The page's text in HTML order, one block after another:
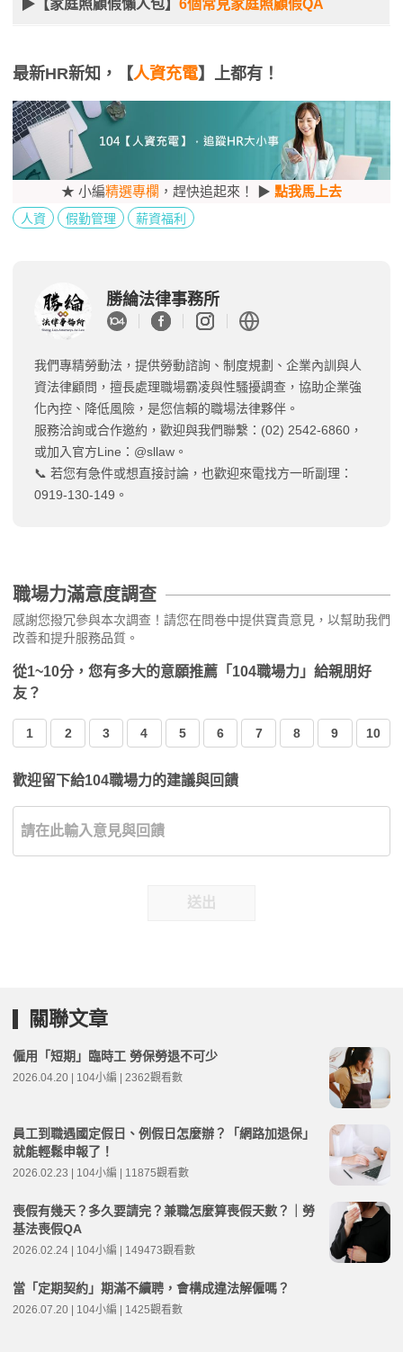
▶【家庭照顧假懶人包】 6個常見家庭照顧假QA
最新HR新知，【人資充電】上都有！
★ 小編精選專欄 ，趕快追起來！ ▶ 點我馬上去
人資 假勤管理 薪資福利
勝綸法律事務所
我們專精勞動法，提供勞動諮詢、制度規劃、企業內訓與人
資法律顧問，擅長處理職場霸凌與性騷擾調查，協助企業強
化內控、降低風險，是您信賴的職場法律夥伴。
服務洽詢或合作邀約，歡迎與我們聯繫：(02) 2542-6860，
或加入官方Line：@sllaw。
📞 若您有急件或想直接討論，也歡迎來電找方一昕副理：
0919-130-149。
職場力滿意度調查
感謝您撥冗參與本次調查！請您在問卷中提供寶貴意見，以幫助我們
改善和提升服務品質。
從1~10分，您有多大的意願推薦「104職場力」給親朋好
友？
1 2 3 4 5 6 7 8 9 10
歡迎留下給104職場力的建議與回饋
送出
關聯文章
僱用「短期」臨時工 勞保勞退不可少
2026.04.20 | 104小編 | 2362觀看數
員工到職遇國定假日、例假日怎麼辦？「網路加退保」
就能輕鬆申報了！
2026.02.23 | 104小編 | 11875觀看數
喪假有幾天？多久要請完？兼職怎麼算喪假天數？｜勞
基法喪假QA
2026.02.24 | 104小編 | 149473觀看數
當「定期契約」期滿不續聘，會構成違法解僱嗎？
2026.07.20 | 104小編 | 1425觀看數